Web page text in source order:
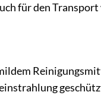
für den